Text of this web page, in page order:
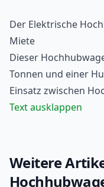
Der Elektrische
Miete
Dieser
Tonnen und einer
Einsatz zwischen
Text ausklappen
Weitere